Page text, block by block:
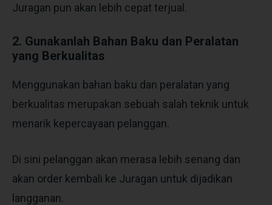
Juragan pun akan lebih cepat terjual.
2. Gunakanlah Bahan Baku dan Peralatan
yang Berkualitas
Menggunakan bahan baku dan peralatan yang
berkualitas merupakan sebuah salah teknik untuk
menarik kepercayaan pelanggan.
Di sini pelanggan akan merasa lebih senang dan
akan order kembali ke Juragan untuk dijadikan
langganan.